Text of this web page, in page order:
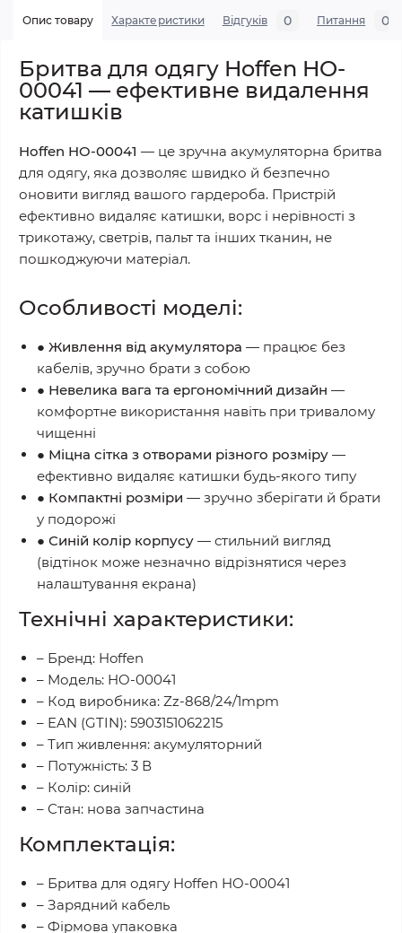
Опис товару Характеристики Відгуків 0 Питання 0
Бритва для одягу Hoffen HO-
00041 — ефективне видалення
катишків
Hoffen HO-00041 — це зручна акумуляторна бритва
для одягу, яка дозволяє швидко й безпечно
оновити вигляд вашого гардероба. Пристрій
ефективно видаляє катишки, ворс і нерівності з
трикотажу, светрів, пальт та інших тканин, не
пошкоджуючи матеріал.
Особливості моделі:
● Живлення від акумулятора — працює без
кабелів, зручно брати з собою
● Невелика вага та ергономічний дизайн —
комфортне використання навіть при тривалому
чищенні
● Міцна сітка з отворами різного розміру —
ефективно видаляє катишки будь-якого типу
● Компактні розміри — зручно зберігати й брати
у подорожі
● Синій колір корпусу — стильний вигляд
(відтінок може незначно відрізнятися через
налаштування екрана)
Технічні характеристики:
– Бренд: Hoffen
– Модель: HO-00041
– Код виробника: Zz-868/24/1mpm
– EAN (GTIN): 5903151062215
– Тип живлення: акумуляторний
– Потужність: 3 В
– Колір: синій
– Стан: нова запчастина
Комплектація:
– Бритва для одягу Hoffen HO-00041
– Зарядний кабель
– Фірмова упаковка